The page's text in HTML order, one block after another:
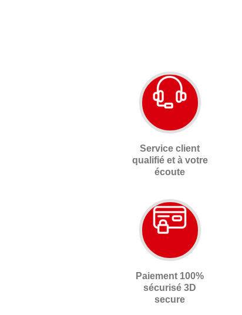
Service client
qualifié et à votre
écoute
Paiement 100%
sécurisé 3D
secure